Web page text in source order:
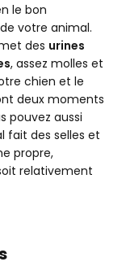
le bon
votre animal.
des urines
, assez molles et
chien et le
deux moments
pouvez aussi
fait des selles et
propre,
relativement